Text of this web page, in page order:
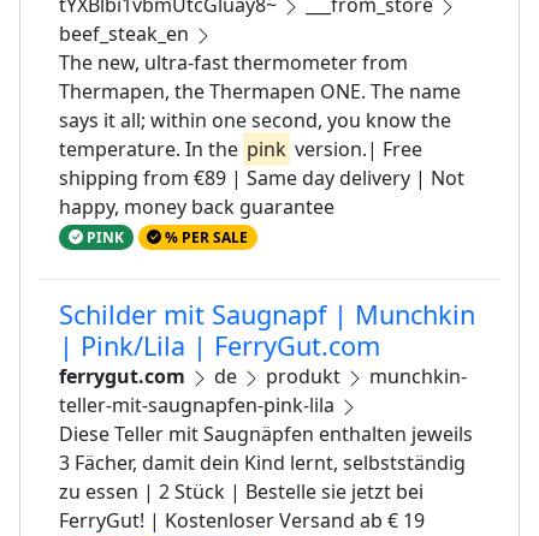
beef_steak_en
The new, ultra-fast thermometer from
Thermapen, the Thermapen ONE. The name
says it all; within one second, you know the
temperature. In the pink version.| Free
shipping from €89 | Same day delivery | Not
happy, money back guarantee
PINK % PER SALE
Schilder mit Saugnapf | Munchkin
| Pink/Lila | FerryGut.com
ferrygut.com de produkt
munchkin-
teller-mit-saugnapfen-pink-lila
Diese Teller mit Saugnäpfen enthalten jeweils
3 Fächer, damit dein Kind lernt, selbstständig
zu essen | 2 Stück | Bestelle sie jetzt bei
FerryGut! | Kostenloser Versand ab € 19